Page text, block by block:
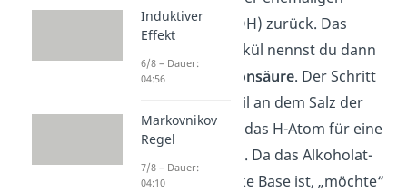
Hydroxygruppe (OH) zurück. Das
entstandene Molekül nennst du dann
dasSalz der Carbonsäure. Der Schritt
ist irreversibel, weil an dem Salz der
Carbonsäure jetzt das H-Atom für eine
Rückreaktion fehlt. Da das Alkoholat-
Ion eine sehr starke Base ist, „möchte“
Induktiver
Effekt
6/8 – Dauer:
04:56
Markovnikov
Regel
7/8 – Dauer:
04:10